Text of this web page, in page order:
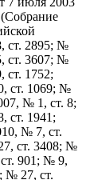
ст. 2895; №
ст. 3607; №
ст. 1752;
ст. 1069; №
№ 1, ст. 8;
ст. 1941;
№ 7, ст.
ст. 3408; №
901; № 9,
№ 27, ст.